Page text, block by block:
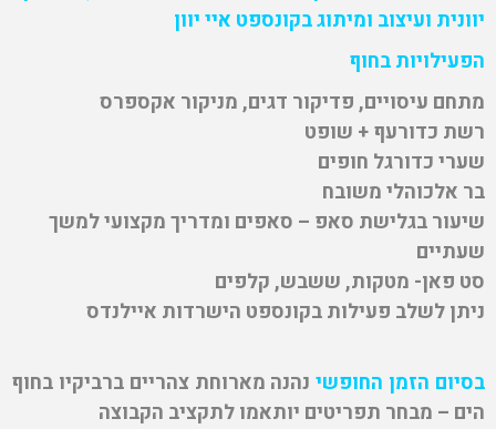
יוונית ועיצוב ומיתוג בקונספט איי יוון
הפעילויות בחוף
מתחם עיסויים, פדיקור דגים, מניקור אקספרס
רשת כדורעף + שופט
שערי כדורגל חופים
בר אלכוהלי משובח
שיעור בגלישת סאפ – סאפים ומדריך מקצועי למשך
שעתיים
סט פאן- מטקות, ששבש, קלפים
ניתן לשלב פעילות בקונספט הישרדות איילנדס
בסיום הזמן החופשינהנה מארוחת צהריים ברביקיו בחוף
הים – מבחר תפריטים יותאמו לתקציב הקבוצה